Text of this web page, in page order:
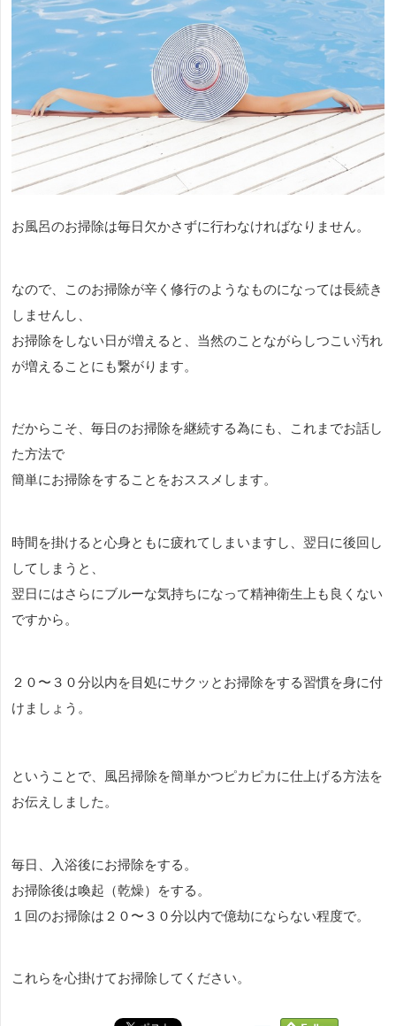
お風呂のお掃除は毎日欠かさずに行わなければなりません。
なので、このお掃除が辛く修行のようなものになっては長続き
しませんし、
お掃除をしない日が増えると、当然のことながらしつこい汚れ
が増えることにも繋がります。
だからこそ、毎日のお掃除を継続する為にも、これまでお話し
た方法で
簡単にお掃除をすることをおススメします。
時間を掛けると心身ともに疲れてしまいますし、翌日に後回し
してしまうと、
翌日にはさらにブルーな気持ちになって精神衛生上も良くない
ですから。
２０〜３０分以内を目処にサクッとお掃除をする習慣を身に付
けましょう。
ということで、風呂掃除を簡単かつピカピカに仕上げる方法を
お伝えしました。
毎日、入浴後にお掃除をする。
お掃除後は喚起（乾燥）をする。
１回のお掃除は２０〜３０分以内で億劫にならない程度で。
これらを心掛けてお掃除してください。